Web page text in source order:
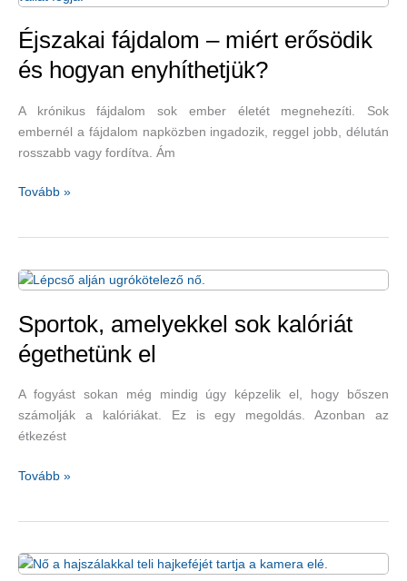
rész
Éjszakai fájdalom – miért erősödik
és hogyan enyhíthetjük?
A krónikus fájdalom sok ember életét megnehezíti. Sok
embernél a fájdalom napközben ingadozik, reggel jobb, délután
rosszabb vagy fordítva. Ám
Éjszakai
erősödik
hogyan
enyhíthetjük?
Tovább »
Sportok, amelyekkel sok kalóriát
égethetünk el
A fogyást sokan még mindig úgy képzelik el, hogy bőszen
számolják a kalóriákat. Ez is egy megoldás. Azonban az
étkezést
Sportok,
égethetünk
Tovább »